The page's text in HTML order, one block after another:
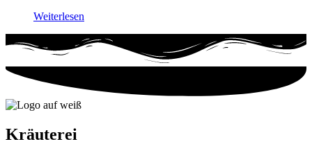
Weiterlesen
Kräuterei